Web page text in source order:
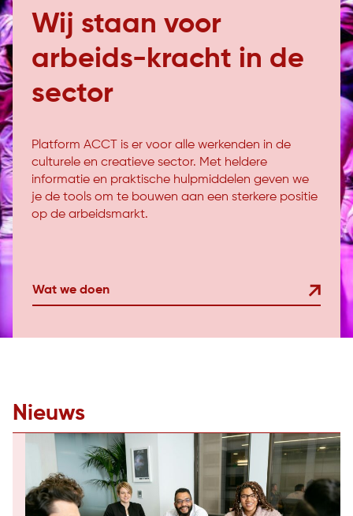
Wij staan voor
arbeids-kracht in de
sector
Platform ACCT is er voor alle werkenden in de
culturele en creatieve sector. Met heldere
informatie en praktische hulpmiddelen geven we
je de tools om te bouwen aan een sterkere positie
op de arbeidsmarkt.
Wat we doen
Nieuws